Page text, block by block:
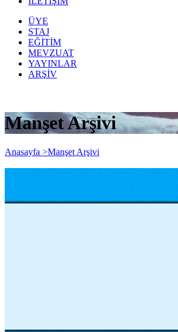
ÜYE
STAJ
EĞİTİM
MEVZUAT
YAYINLAR
ARŞİV
Manşet Arşivi
Anasayfa >Manşet Arşivi